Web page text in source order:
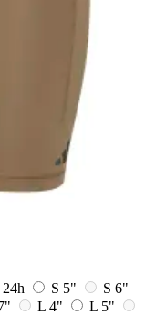
24h S 5"
S 6"
L 4" L 5"